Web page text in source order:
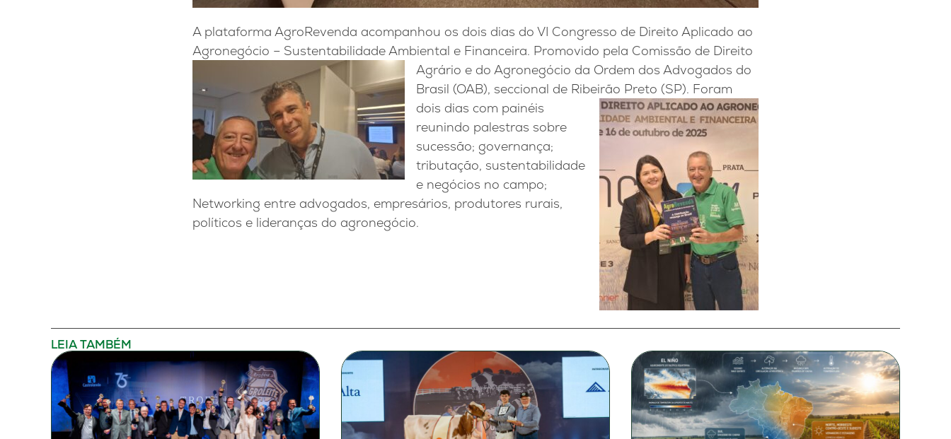
A plataforma AgroRevenda acompanhou os dois dias do VI Congresso de Direito Aplicado ao
Agronegócio – Sustentabilidade Ambiental e Financeira. Promovido pela Comissão de Direito
Agrário e do Agronegócio da Ordem dos Advogados do
Brasil (OAB), seccional de Ribeirão Preto (SP). Foram
dois dias com painéis
reunindo palestras sobre
sucessão; governança;
tributação, sustentabilidade
e negócios no campo;
Networking entre advogados, empresários, produtores rurais,
políticos e lideranças do agronegócio.
LEIA TAMBÉM